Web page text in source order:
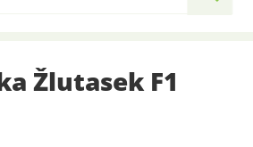
Žlutasek F1